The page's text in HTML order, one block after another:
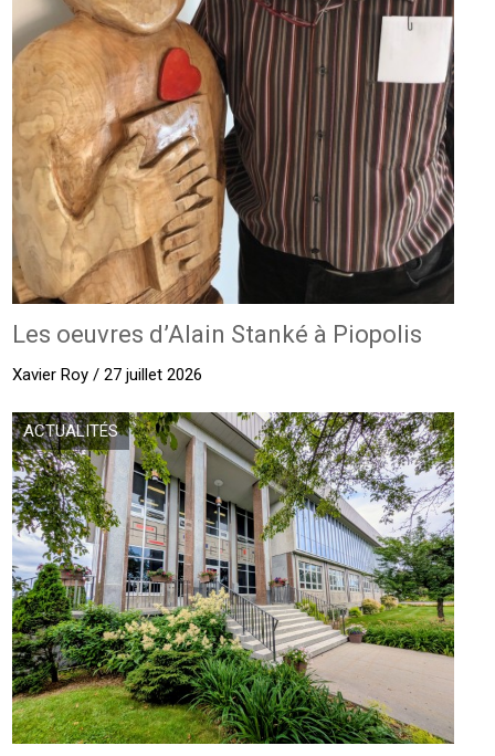
Les oeuvres d’Alain Stanké à Piopolis
Xavier Roy / 27 juillet 2026
ACTUALITÉS